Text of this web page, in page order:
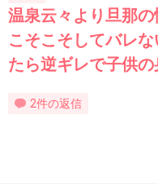
温泉云々より旦那
こそこそしてバレ
たら逆ギレで子供
2件の返信